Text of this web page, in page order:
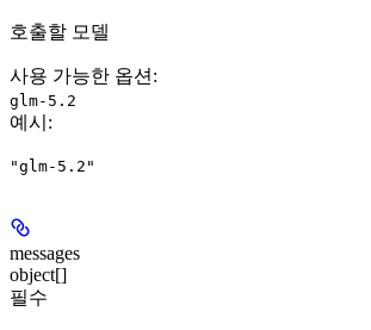
호출할 모델
사용 가능한 옵션 :
glm-5.2
예시 :
"glm-5.2"
messages
object[]
필수